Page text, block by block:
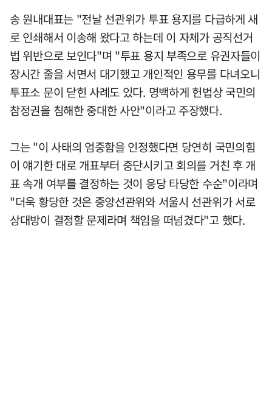
송 원내대표는 "전날 선관위가 투표 용지를 다급하게 새
로 인쇄해서 이송해 왔다고 하는데 이 자체가 공직선거
법 위반으로 보인다"며 "투표 용지 부족으로 유권자들이
장시간 줄을 서면서 대기했고 개인적인 용무를 다녀오니
투표소 문이 닫힌 사례도 있다. 명백하게 헌법상 국민의
참정권을 침해한 중대한 사안"이라고 주장했다.
그는 "이 사태의 엄중함을 인정했다면 당연히 국민의힘
이 얘기한 대로 개표부터 중단시키고 회의를 거친 후 개
표 속개 여부를 결정하는 것이 응당 타당한 수순"이라며
"더욱 황당한 것은 중앙선관위와 서울시 선관위가 서로
상대방이 결정할 문제라며 책임을 떠넘겼다"고 했다.